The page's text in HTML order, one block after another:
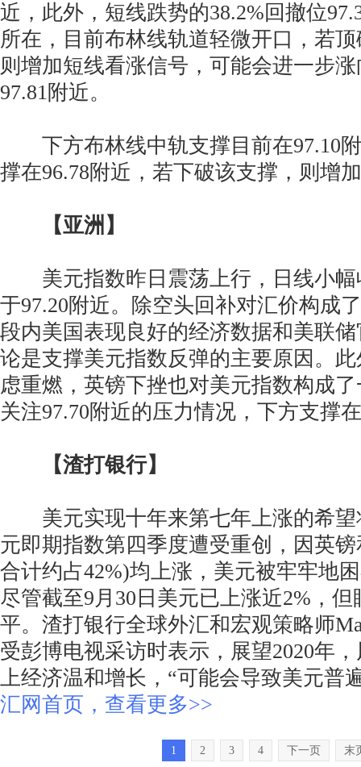
近，此外，短线跌势的38.2%回撤位
所在，目前布林线轨道轻微开口，若
则增加短线看涨信号，可能会进一步涨
97.81附近。
下方布林线中轨支撑目前在97.10
撑在96.78附近，若下破该支撑，则增
【亚洲】
美元指数昨日震荡上行，日线小幅
于97.20附近。除空头回补对汇价构成
段内美国表现良好的经济数据和美联
论是支撑美元指数反弹的主要原因。
虑重燃，英镑下挫也对美元指数构成
关注97.70附近的压力情况，下方支撑
【渣打银行】
美元实现十年来第七年上涨的希望
元即期指数第四季度遭受重创，因英
合计约占42%)均上涨，美元被牢牢地
尽管截至9月30日美元已上涨近2%，
平。渣打银行全球外汇和宏观策略师
受彭博电视采访时表示，展望2020年
上经济温和增长，“可能会导致美元普
汇网首页，查看更多>>
1 2 3 4 下一页 末